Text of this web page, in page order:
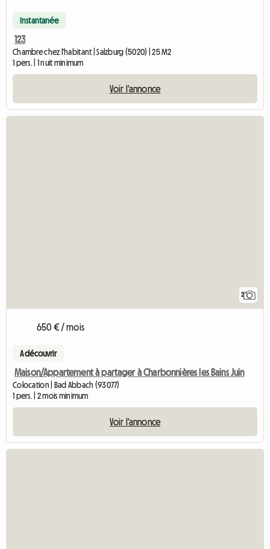
Instantanée
123
Chambre chez l'habitant | Salzburg (5020) | 25 M2
1 pers. | 1 nuit minimum
Voir l'annonce
2
650 € / mois
A découvrir
Maison/Appartement à partager à Charbonnières les Bains Juin
Colocation | Bad Abbach (93077)
1 pers. | 2 mois minimum
Voir l'annonce